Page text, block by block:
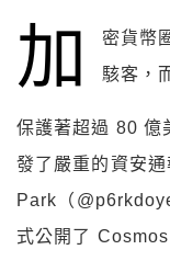
加
密貨幣
駭客，
保護著超過 80 億
發了嚴重的資安
Park（
式公開了